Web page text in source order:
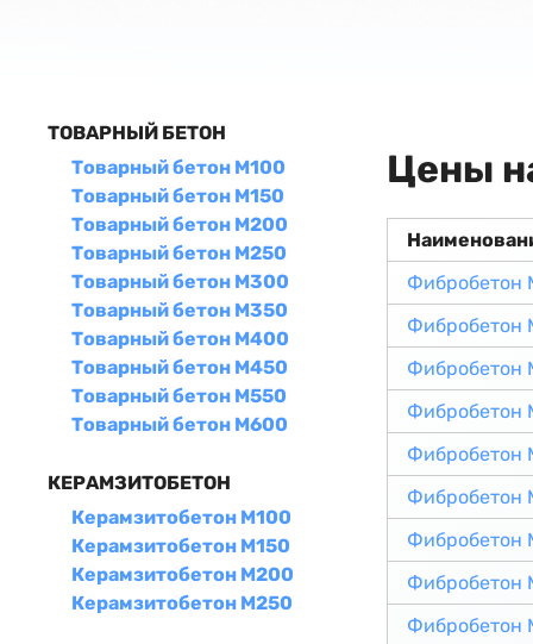
ТОВАРНЫЙ БЕТОН
Товарный бетон М100
Товарный бетон М150
Товарный бетон М200
Товарный бетон М250
Товарный бетон М300
Товарный бетон М350
Товарный бетон М400
Товарный бетон М450
Товарный бетон М550
Товарный бетон М600
КЕРАМЗИТОБЕТОН
Керамзитобетон М100
Керамзитобетон М150
Керамзитобетон М200
Керамзитобетон М250
Цены
Фибробетон
Фибробетон
Фибробетон
Фибробетон
Фибробетон
Фибробетон
Фибробетон
Фибробетон
Фибробетон